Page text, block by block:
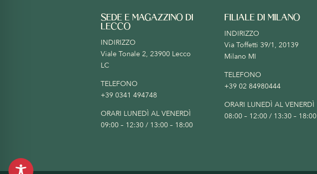
SEDE E MAGAZZINO DI
LECCO
INDIRIZZO
Viale Tonale 2, 23900 Lecco
LC
TELEFONO
+39 0341 494748
ORARI LUNEDÌ AL VENERDÌ
09:00 – 12:30 / 13:00 – 18:00
FILIALE DI MILANO
INDIRIZZO
Via Toffetti 39/1, 20139
Milano MI
TELEFONO
+39 02 84980444
ORARI LUNEDÌ AL VENERDÌ
08:00 – 12:00 / 13:30 – 18:00